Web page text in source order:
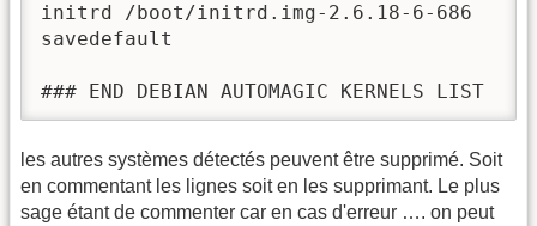
initrd /boot/initrd.img-2.6.18-6-686
savedefault
### END DEBIAN AUTOMAGIC KERNELS LIST
les autres systèmes détectés peuvent être supprimé. Soit
en commentant les lignes soit en les supprimant. Le plus
sage étant de commenter car en cas d'erreur …. on peut